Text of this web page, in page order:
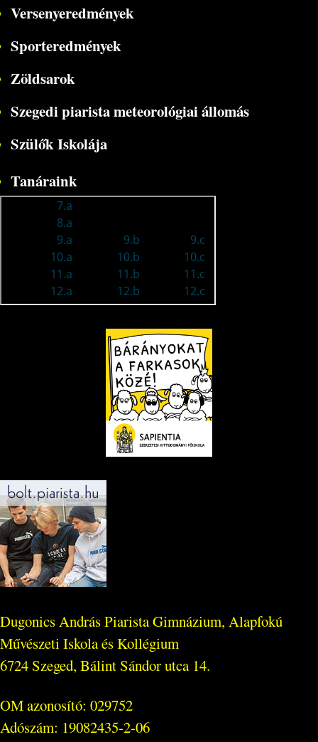
Versenyeredmények
Sporteredmények
Zöldsarok
Szegedi piarista meteorológiai állomás
Szülők Iskolája
Tanáraink
Dugonics András Piarista Gimnázium, Alapfokú
Művészeti Iskola és Kollégium
6724 Szeged, Bálint Sándor utca 14.
OM azonosító: 029752
Adószám: 19082435-2-06